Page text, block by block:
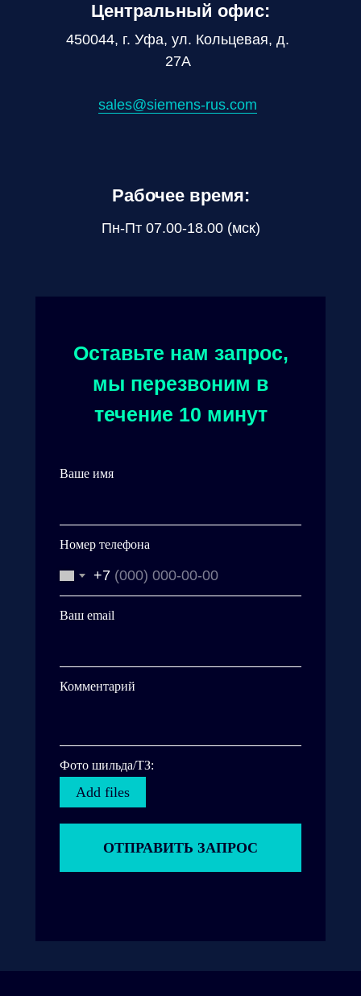
Оставьте нам запрос,
мы перезвоним в
течение 10 минут
Ваше имя
Номер телефона
+7
Ваш email
Комментарий
Фото шильда/ТЗ:
Add files
ОТПРАВИТЬ ЗАПРОС
450044, г. Уфа, ул. Кольцевая, д.
27А
sales@siemens-rus.com
Центральный офис:
Пн-Пт 07.00-18.00 (мск)
Рабочее время: